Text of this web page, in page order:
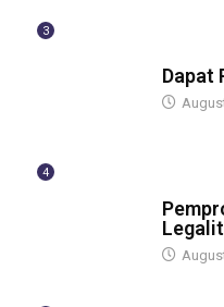
3
Dapat
4